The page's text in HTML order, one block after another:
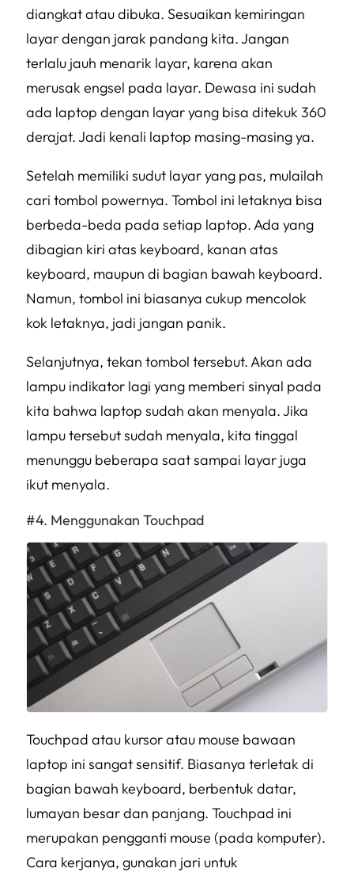
diangkat atau dibuka. Sesuaikan kemiringan
layar dengan jarak pandang kita. Jangan
terlalu jauh menarik layar, karena akan
merusak engsel pada layar. Dewasa ini sudah
ada laptop dengan layar yang bisa ditekuk 360
derajat. Jadi kenali laptop masing-masing ya.
Setelah memiliki sudut layar yang pas, mulailah
cari tombol powernya. Tombol ini letaknya bisa
berbeda-beda pada setiap laptop. Ada yang
dibagian kiri atas keyboard, kanan atas
keyboard, maupun di bagian bawah keyboard.
Namun, tombol ini biasanya cukup mencolok
kok letaknya, jadi jangan panik.
Selanjutnya, tekan tombol tersebut. Akan ada
lampu indikator lagi yang memberi sinyal pada
kita bahwa laptop sudah akan menyala. Jika
lampu tersebut sudah menyala, kita tinggal
menunggu beberapa saat sampai layar juga
ikut menyala.
Menggunakan Touchpad
Touchpad atau kursor atau mouse bawaan
laptop ini sangat sensitif. Biasanya terletak di
bagian bawah keyboard, berbentuk datar,
lumayan besar dan panjang. Touchpad ini
merupakan pengganti mouse (pada komputer).
Cara kerjanya, gunakan jari untuk